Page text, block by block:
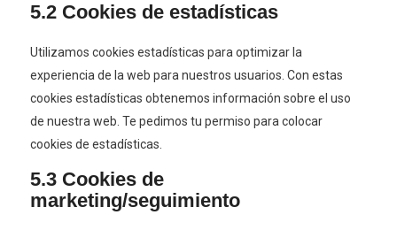
5.2 Cookies de estadísticas
Utilizamos cookies estadísticas para optimizar la
experiencia de la web para nuestros usuarios. Con estas
cookies estadísticas obtenemos información sobre el uso
de nuestra web. Te pedimos tu permiso para colocar
cookies de estadísticas.
5.3 Cookies de
marketing/seguimiento